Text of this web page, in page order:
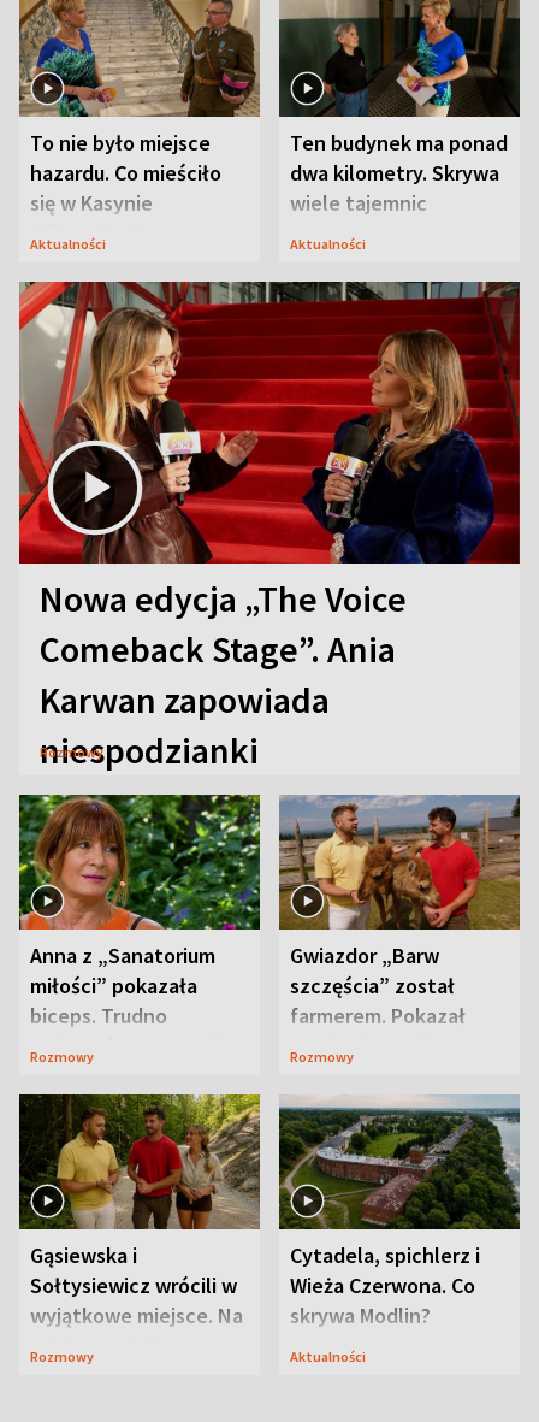
To nie było miejsce
hazardu. Co mieściło
się w Kasynie
Oficerskim?
Aktualności
Ten budynek ma ponad
dwa kilometry. Skrywa
wiele tajemnic
Aktualności
Nowa edycja „The Voice
Comeback Stage”. Ania
Karwan zapowiada
niespodzianki
Rozmowy
Anna z „Sanatorium
miłości” pokazała
biceps. Trudno
uwierzyć, co przeszła
Rozmowy
Gwiazdor „Barw
szczęścia” został
farmerem. Pokazał
swoje niezwykłe
Rozmowy
Gąsiewska i
Sołtysiewicz wrócili w
wyjątkowe miejsce. Na
szlaku czekał
Rozmowy
Cytadela, spichlerz i
Wieża Czerwona. Co
skrywa Modlin?
Aktualności